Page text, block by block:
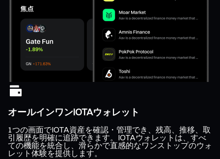
オールインワンIOTAウォレット
1つの画面でIOTA資産を確認・管理でき、残高、推移、取
引履歴を明確に追跡できます。IOTAウォレットは、すべ
ての機能を統合し、滑らかで直感的なワンストップのウォ
レット体験を提供します。